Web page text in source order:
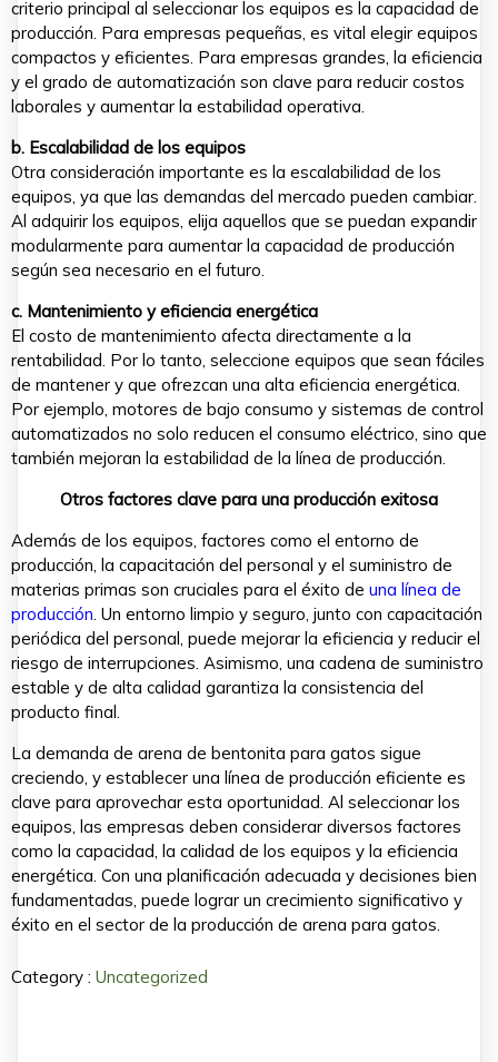
criterio principal al seleccionar los equipos es la capacidad de
producción. Para empresas pequeñas, es vital elegir equipos
compactos y eficientes. Para empresas grandes, la eficiencia
y el grado de automatización son clave para reducir costos
laborales y aumentar la estabilidad operativa.
b. Escalabilidad de los equipos
Otra consideración importante es la escalabilidad de los
equipos, ya que las demandas del mercado pueden cambiar.
Al adquirir los equipos, elija aquellos que se puedan expandir
modularmente para aumentar la capacidad de producción
según sea necesario en el futuro.
c. Mantenimiento y eficiencia energética
El costo de mantenimiento afecta directamente a la
rentabilidad. Por lo tanto, seleccione equipos que sean fáciles
de mantener y que ofrezcan una alta eficiencia energética.
Por ejemplo, motores de bajo consumo y sistemas de control
automatizados no solo reducen el consumo eléctrico, sino que
también mejoran la estabilidad de la línea de producción.
Otros factores clave para una producción exitosa
Además de los equipos, factores como el entorno de
producción, la capacitación del personal y el suministro de
materias primas son cruciales para el éxito de una línea de
producción. Un entorno limpio y seguro, junto con capacitación
periódica del personal, puede mejorar la eficiencia y reducir el
riesgo de interrupciones. Asimismo, una cadena de suministro
estable y de alta calidad garantiza la consistencia del
producto final.
La demanda de arena de bentonita para gatos sigue
creciendo, y establecer una línea de producción eficiente es
clave para aprovechar esta oportunidad. Al seleccionar los
equipos, las empresas deben considerar diversos factores
como la capacidad, la calidad de los equipos y la eficiencia
energética. Con una planificación adecuada y decisiones bien
fundamentadas, puede lograr un crecimiento significativo y
éxito en el sector de la producción de arena para gatos.
Category : Uncategorized